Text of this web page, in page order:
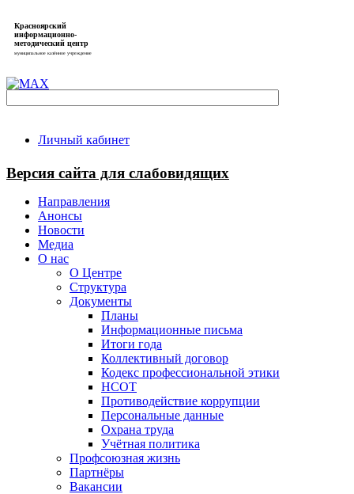
Красноярский
информационно-
методический центр
муниципальное казённое учреждение
Личный кабинет
Версия сайта для слабовидящих
Направления
Анонсы
Новости
Медиа
О нас
О Центре
Структура
Документы
Планы
Информационные письма
Итоги года
Коллективный договор
Кодекс профессиональной этики
НСОТ
Противодействие коррупции
Персональные данные
Охрана труда
Учётная политика
Профсоюзная жизнь
Партнёры
Вакансии